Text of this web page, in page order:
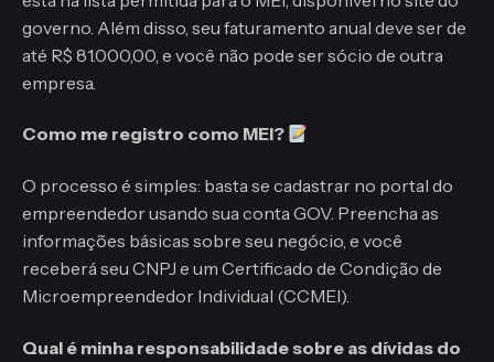
governo. Além disso, seu faturamento anual deve ser de
até R$ 81.000,00, e você não pode ser sócio de outra
empresa.
Como me registro como MEI?
O processo é simples: basta se cadastrar no portal do
empreendedor usando sua conta GOV. Preencha as
informações básicas sobre seu negócio, e você
receberá seu CNPJ e um Certificado de Condição de
Microempreendedor Individual (CCMEI).
Qual é minha responsabilidade sobre as dívidas do